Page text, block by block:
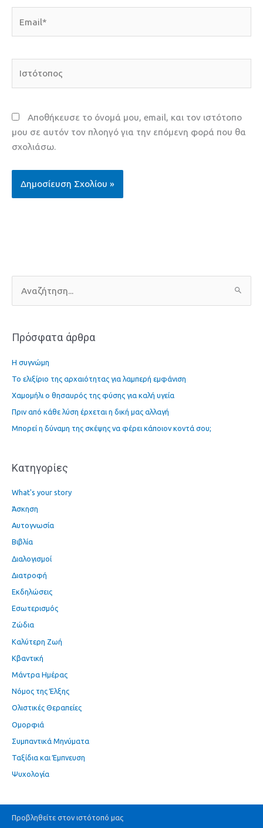
Αποθήκευσε το όνομά μου, email, και τον ιστότοπο
μου σε αυτόν τον πλοηγό για την επόμενη φορά που θα
σχολιάσω.
ν
ζ
τ
η
σ
η
γ
:
Πρόσφατα άρθρα
Η συγνώμη
Το ελιξίριο της αρχαιότητας για λαμπερή εμφάνιση
Χαμομήλι ο θησαυρός της φύσης για καλή υγεία
Πριν από κάθε λύση έρχεται η δική μας αλλαγή
Μπορεί η δύναμη της σκέψης να φέρει κάποιον κοντά σου;
Kατηγορίες
What's your story
Άσκηση
Αυτογνωσία
Βιβλία
Διαλογισμοί
Διατροφή
Εκδηλώσεις
Εσωτερισμός
Ζώδια
Καλύτερη Ζωή
Κβαντική
Μάντρα Ημέρας
Νόμος της Έλξης
Ολιστικές Θεραπείες
Ομορφιά
Συμπαντικά Μηνύματα
Ταξίδια και Έμπνευση
Ψυχολογία
Προβληθείτε στον ιστότοπό μας